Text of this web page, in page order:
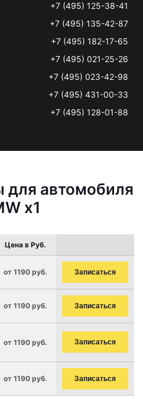
+7 (495) 125-38-41
+7 (495) 135-42-87
+7 (495) 182-17-65
+7 (495) 021-25-26
+7 (495) 023-42-98
+7 (495) 431-00-33
+7 (495) 128-01-88
для автомобиля
x1
Цена в Руб.
от 1190 руб. Записаться
от 1190 руб. Записаться
от 1190 руб. Записаться
от 1190 руб. Записаться